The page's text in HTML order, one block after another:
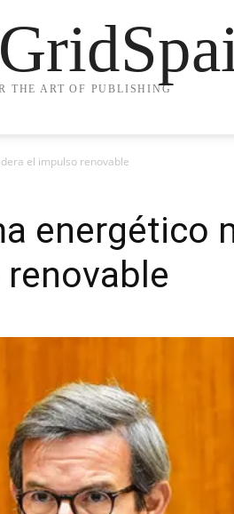
THE ART OF PUBLISHING
el impulso renovable
energético